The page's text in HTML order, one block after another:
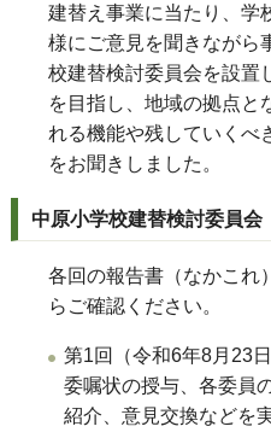
建替え事業に当たり、学
様にご意見を聞きながら
校建替検討委員会を設置
を目指し、地域の拠点と
れる機能や残していくべ
をお聞きしました。
中原小学校建替検討委員
各回の報告書（なかこれ
らご確認ください。
第1回（令和6年8月23日
委嘱状の授与、各委員
紹介、意見交換などを